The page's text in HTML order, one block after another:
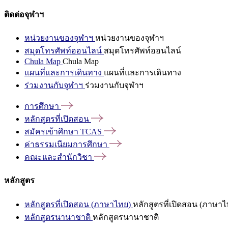
ติดต่อจุฬาฯ
หน่วยงานของจุฬาฯ หน่วยงานของจุฬาฯ
สมุดโทรศัพท์ออนไลน์ สมุดโทรศัพท์ออนไลน์
Chula Map Chula Map
แผนที่และการเดินทาง แผนที่และการเดินทาง
ร่วมงานกับจุฬาฯ ร่วมงานกับจุฬาฯ
การศึกษา
หลักสูตรที่เปิดสอน
สมัครเข้าศึกษา TCAS
ค่าธรรมเนียมการศึกษา
คณะและสำนักวิชา
หลักสูตร
หลักสูตรที่เปิดสอน (ภาษาไทย) หลักสูตรที่เปิดสอน (ภาษาไ
หลักสูตรนานาชาติ หลักสูตรนานาชาติ